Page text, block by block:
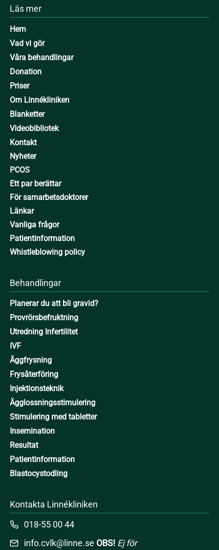
Läs mer
Hem
Vad vi gör
Våra behandlingar
Donation
Priser
Om Linnékliniken
Blanketter
Videobibliotek
Kontakt
Nyheter
PCOS
Ett par berättar
För samarbetsdoktorer
Länkar
Vanliga frågor
Patientinformation
Whistleblowing policy
Behandlingar
Planerar du att bli gravid?
Provrörsbefruktning
Utredning Infertilitet
IVF
Äggfrysning
Frysåterföring
Injektionsteknik
Ägglossningsstimulering
Stimulering med tabletter
Insemination
Resultat
Patientinformation
Blastocystodling
Kontakta Linnékliniken
018-55 00 44
info.cvlk@linne.se OBS! Ej för